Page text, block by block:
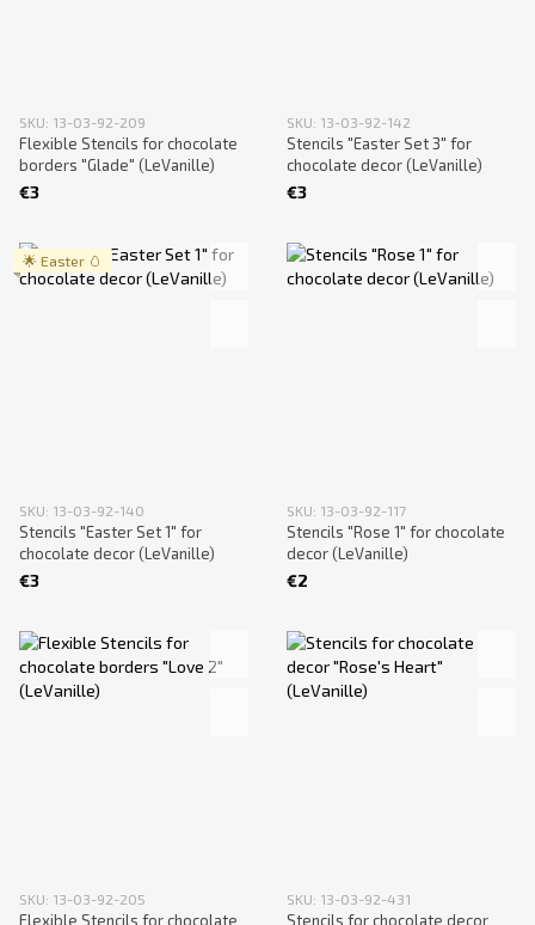
SKU: 13-03-92-209
Flexible Stencils for chocolate
borders "Glade" (LeVanille)
€3
SKU: 13-03-92-142
Stencils "Easter Set 3" for
chocolate decor (LeVanille)
€3
🌟 Easter 🥚
SKU: 13-03-92-140
Stencils "Easter Set 1" for
chocolate decor (LeVanille)
€3
SKU: 13-03-92-117
Stencils "Rose 1" for chocolate
decor (LeVanille)
€2
SKU: 13-03-92-205
Flexible Stencils for chocolate
SKU: 13-03-92-431
Stencils for chocolate decor